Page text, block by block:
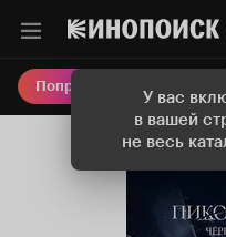
У вас
в вашей
не весь
Попробовать Плюс